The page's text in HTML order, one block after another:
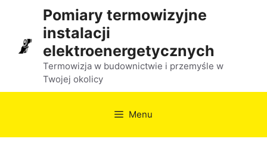
treści
Pomiary termowizyjne
instalacji
elektroenergetycznych
Termowizja w budownictwie i przemyśle w
Twojej okolicy
Menu